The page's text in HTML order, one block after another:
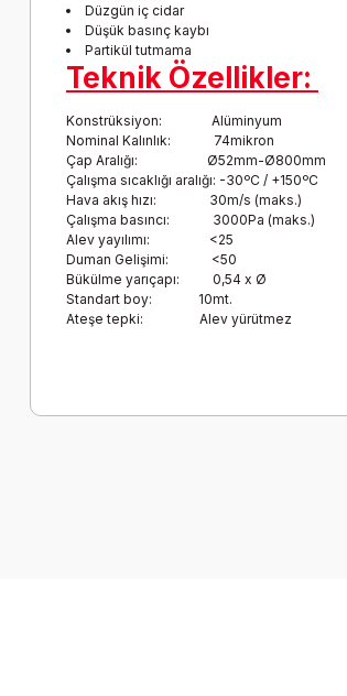
Düzgün iç cidar
Düşük basınç kaybı
Partikül tutmama
Teknik Özellikler:
Konstrüksiyon: Alüminyum
Nominal Kalınlık: 74mikron
Çap Aralığı: Ø52mm-Ø800mm
Çalışma sıcaklığı aralığı: -30ºC / +150ºC
Hava akış hızı: 30m/s (maks.)
Çalışma basıncı: 3000Pa (maks.)
Alev yayılımı: <25
Duman Gelişimi: <50
Bükülme yarıçapı: 0,54 x Ø
Standart boy: 10mt.
Ateşe tepki: Alev yürütmez